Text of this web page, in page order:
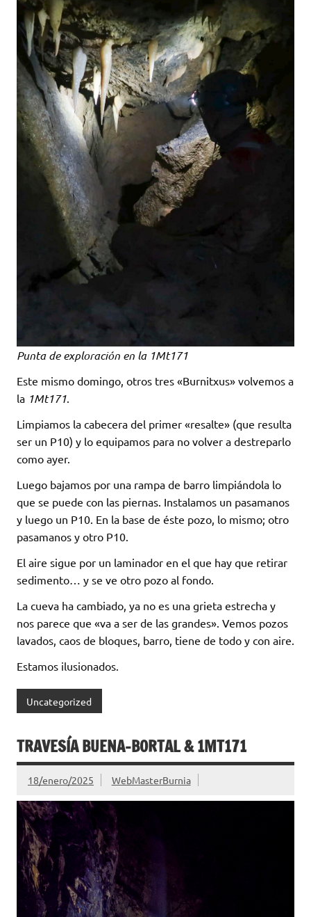
Punta de exploración en la 1Mt171
Este mismo domingo, otros tres «Burnitxus» volvemos a
la 1Mt171
Limpiamos la cabecera del primer «resalte» (que resulta
ser un P10) y lo equipamos para no volver a destreparlo
como ayer.
Luego bajamos por una rampa de barro limpiándola lo
que se puede con las piernas. Instalamos un pasamanos
y luego un P10. En la base de éste pozo, lo mismo; otro
pasamanos y otro P10.
El aire sigue por un laminador en el que hay que retirar
sedimento… y se ve otro pozo al fondo.
La cueva ha cambiado, ya no es una grieta estrecha y
nos parece que «va a ser de las grandes». Vemos pozos
lavados, caos de bloques, barro, tiene de todo y con aire.
Estamos ilusionados.
Uncategorized
TRAVESÍA BUENA-BORTAL & 1MT171
18/enero/2025 WebMasterBurnia